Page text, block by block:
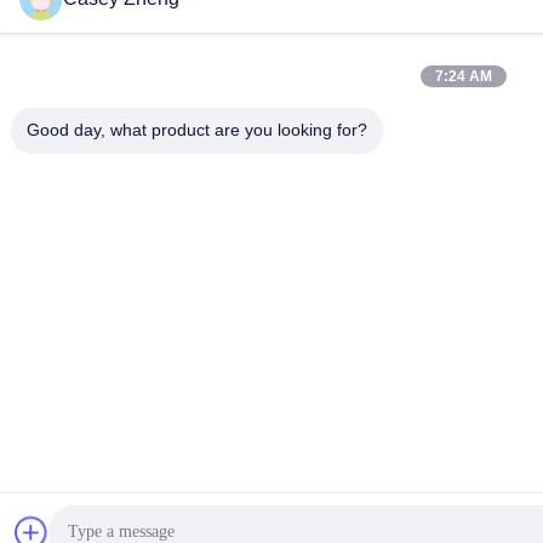
7:24 AM
Good day, what product are you looking for?